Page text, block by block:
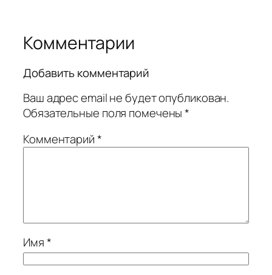
Комментарии
Добавить комментарий
Ваш адрес email не будет опубликован.
Обязательные поля помечены*
Комментарий*
Имя*